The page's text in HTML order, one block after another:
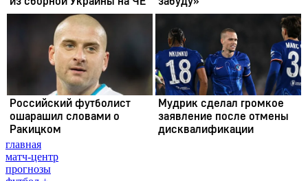
главная
матч-центр
прогнозы